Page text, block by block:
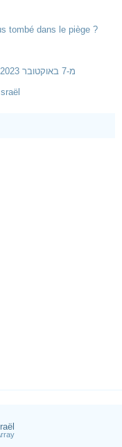
tombé dans le piège ?
מ-7 באוקטובר 2023 עד הצונמי אנטישמי מחשבות על העולם הבינארי